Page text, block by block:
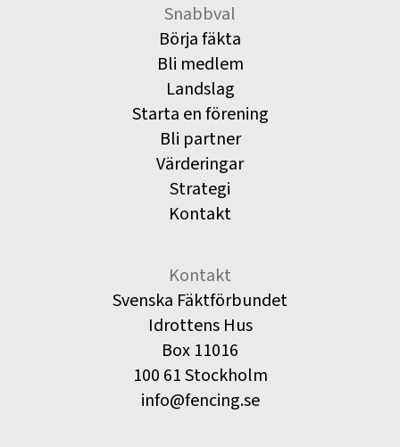
Snabbval
Börja fäkta
Bli medlem
Landslag
Starta en förening
Bli partner
Värderingar
Strategi
Kontakt
Kontakt
Svenska Fäktförbundet
Idrottens Hus
Box 11016
100 61 Stockholm
info@fencing.se